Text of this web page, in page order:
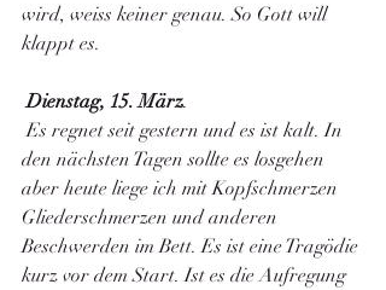
wird, weiss keiner genau. So Gott will
klappt es.
Dienstag, 15. März.
Es regnet seit gestern und es ist kalt. In
den nächsten Tagen sollte es losgehen
aber heute liege ich mit Kopfschmerzen
Gliederschmerzen und anderen
Beschwerden im Bett. Es ist eine Tragödie
kurz vor dem Start. Ist es die Aufregung